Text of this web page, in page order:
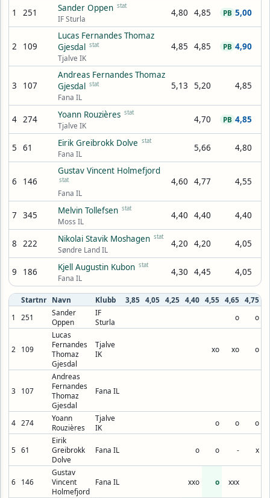
1 251 Sander Oppen stat
IF Sturla
4,80 4,85 5,00
PB
2 109
Lucas Fernandes Thomaz
Gjesdal stat
Tjalve IK
4,85 4,85 4,90
PB
3 107
Andreas Fernandes Thomaz
Gjesdal stat
Fana IL
5,13 5,20 4,85
4 274 Yoann Rouzières stat
Tjalve IK
4,70 4,85
PB
5 61 Eirik Greibrokk Dolve stat
Fana IL
5,66 4,80
6 146
Gustav Vincent Holmefjord
stat
Fana IL
4,60 4,77 4,55
7 345 Melvin Tollefsen stat
Moss IL
4,40 4,40 4,40
8 222 Nikolai Stavik Moshagen stat
Søndre Land IL
4,20 4,20 4,05
9 186 Kjell Augustin Kubon stat
Fana IL
4,30 4,45 4,05
Startnr Navn Klubb 3,85 4,05 4,25 4,40 4,55 4,65 4,75
1
251
Sander
Oppen
IF
Sturla
o o
2 109
Lucas
Fernandes
Thomaz
Gjesdal
Tjalve
IK
xo xo o
3 107
Andreas
Fernandes
Thomaz
Gjesdal
Fana IL
4 274
Yoann
Rouzières
Tjalve
IK
o o o
5 61
Eirik
Greibrokk
Dolve
Fana IL o o - x
6 146
Gustav
Vincent
Holmefjord
Fana IL xxo o xxx